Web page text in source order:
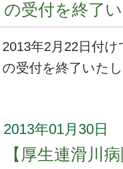
の受付を終了
2013年2月22日付
の受付を終了いた
2013年01月30日
【厚生連滑川